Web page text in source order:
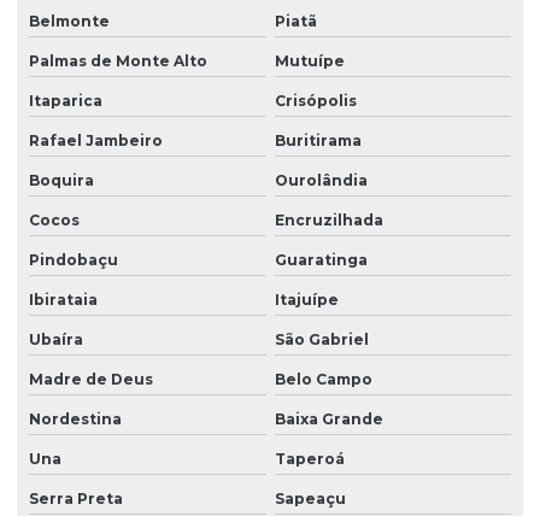
Mapeamento de área com drone em vitória da conquista
Meio ambiente consultoria
Monitoramento ambiental com drones
Monitoramento ambiental empresas
Monitoramento ambiental após licença
Monitoramento ambiental após licença na bahia
Monitoramento ambiental após licença em vitória da conquista
Monitoramento de condicionantes para licenciamento
Outorga de água
Outorga de água para poço artesiano
Belmonte Piatã
Palmas de Monte Alto Mutuípe
Itaparica Crisópolis
Rafael Jambeiro Buritirama
Boquira Ourolândia
Cocos Encruzilhada
Pindobaçu Guaratinga
Ibirataia Itajuípe
Ubaíra São Gabriel
Madre de Deus Belo Campo
Nordestina Baixa Grande
Una Taperoá
Serra Preta Sapeaçu